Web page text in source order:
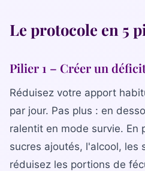
Le protocole en 5
Pilier 1 – Créer un
Réduisez votre apport
par jour. Pas plus : en
ralentit en mode survie. En
sucres ajoutés, l'alcool, les
réduisez les portions de